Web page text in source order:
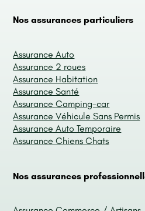
Nos assurances particuliers
Assurance Auto
Assurance 2 roues
Assurance Habitation
Assurance Santé
Assurance Camping-car
Assurance Véhicule Sans Permis
Assurance Auto Temporaire
Assurance Chiens Chats
Nos assurances